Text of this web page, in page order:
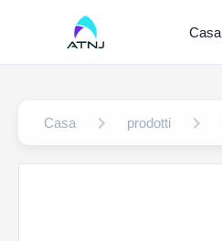
Casa
Casa prodotti